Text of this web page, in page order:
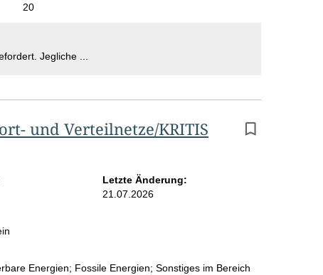
20
Jegliche ...
und Verteilnetze/KRITIS
Letzte Änderung:
21.07.2026
Energien; Fossile Energien; Sonstiges im Bereich